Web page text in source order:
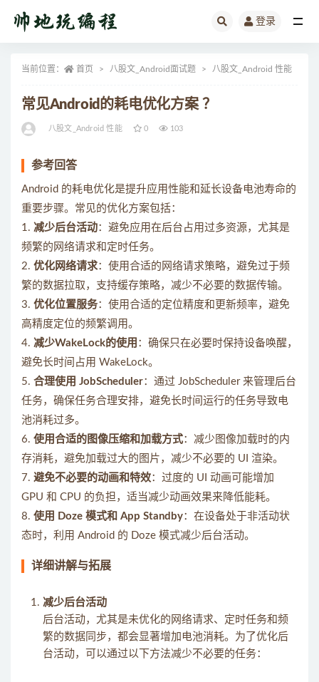
登录
当前位置： 首页 八股文_Android面试题 八股文_Android 性能
常见Android的耗电优化方案 ？
八股文_Android 性能 0 103
参考回答
Android 的耗电优化是提升应用性能和延长设备电池寿命的
重要步骤。常见的优化方案包括：
1. 减少后台活动：避免应用在后台占用过多资源，尤其是
频繁的网络请求和定时任务。
2. 优化网络请求：使用合适的网络请求策略，避免过于频
繁的数据拉取，支持缓存策略，减少不必要的数据传输。
3. 优化位置服务：使用合适的定位精度和更新频率，避免
高精度定位的频繁调用。
4. 减少WakeLock的使用 ：确保只在必要时保持设备唤醒，
避免长时间占用 WakeLock。
5. 合理使用 JobScheduler：通过 JobScheduler 来管理后台
任务，确保任务合理安排，避免长时间运行的任务导致电
池消耗过多。
6. 使用合适的图像压缩和加载方式：减少图像加载时的内
存消耗，避免加载过大的图片，减少不必要的 UI 渲染。
7. 避免不必要的动画和特效：过度的 UI 动画可能增加
GPU 和 CPU 的负担，适当减少动画效果来降低能耗。
8. 使用 Doze 模式和 App Standby：在设备处于非活动状
态时，利用 Android 的 Doze 模式减少后台活动。
详细讲解与拓展
减少后台活动
后台活动，尤其是未优化的网络请求、定时任务和频
繁的数据同步，都会显著增加电池消耗。为了优化后
台活动，可以通过以下方法减少不必要的任务：